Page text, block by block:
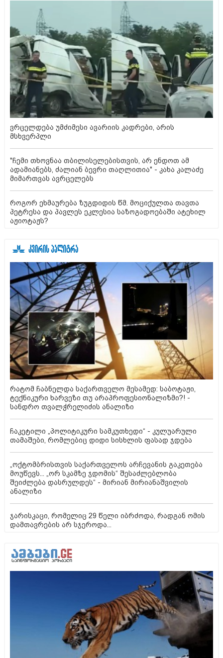
ვრცელდება უმძიმესი ავარიის კადრები, არის
მსხვერპლი
"ჩემი თხოვნაა თბილისელებისთვის, არ ენდოთ ამ
ადამიანებს, ძალიან ბევრი თაღლითია" - კახა კალაძე
მიმართვას ავრცელებს
როგორ ეხმაურება ზუგდიდის წმ. მოციქულთა თავთა
პეტრესა და პავლეს ეკლესია საზოგადოებაში ატეხილ
აჟიოტაჟს?
რატომ ჩაბნელდა საქართველო მესამედ: საბოტაჟი,
ტექნიკური ხარვეზი თუ არაპროფესიონალიზმი?! -
სანდრო თვალჭრელიძის ანალიზი
ჩაკეტილი „პოლიტიკური სამკუთხედი“ - კულუარული
თამაშები, რომლებიც დიდი სისხლის ფასად ჯდება
„ოქტომბრისთვის საქართველოს არჩევანის გაკეთება
მოუწევს... „ორ სკამზე ჯდომის“ შესაძლებლობა
შეიძლება დასრულდეს“ - მირიან მირიანაშვილის
ანალიზი
ჯარისკაცი, რომელიც 29 წელი იბრძოდა, რადგან ომის
დამთავრების არ სჯეროდა...